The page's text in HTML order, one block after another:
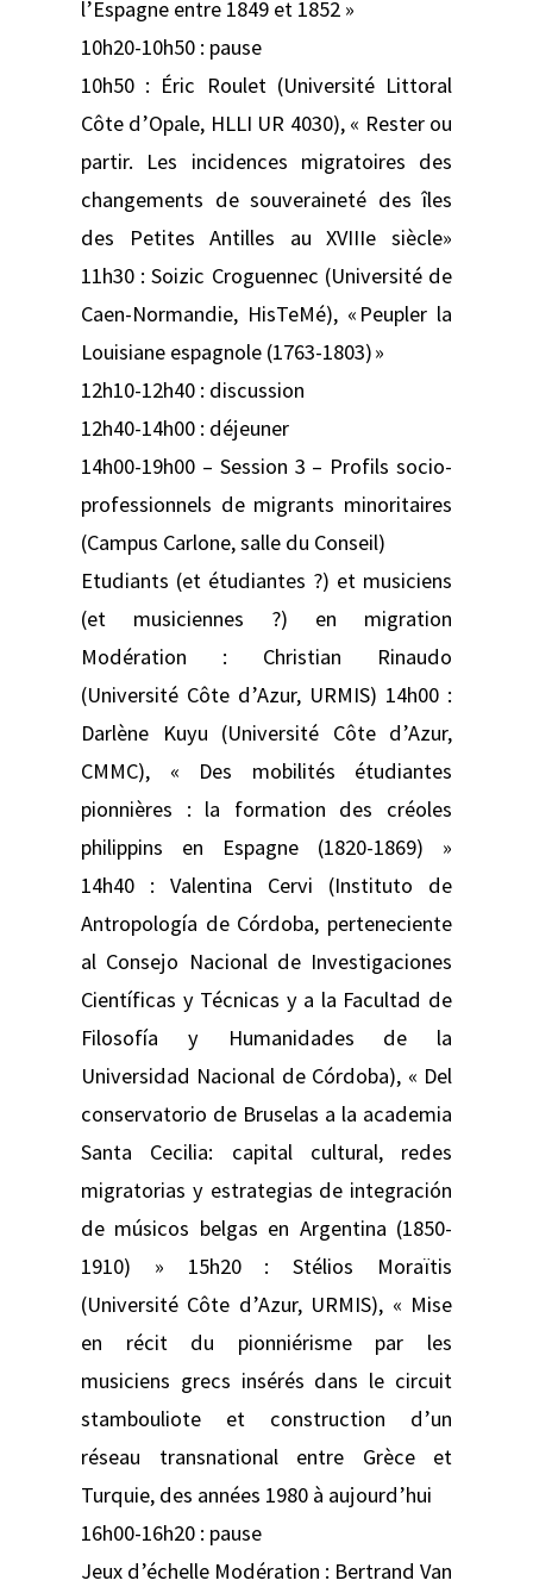
l’Espagne entre 1849 et 1852 »
10h20-10h50 : pause
10h50 : Éric Roulet (Université Littoral
Côte d’Opale, HLLI UR 4030), « Rester ou
partir. Les incidences migratoires des
changements de souveraineté des îles
des Petites Antilles au XVIIIe siècle»
11h30 : Soizic Croguennec (Université de
Caen-Normandie, HisTeMé), « Peupler la
Louisiane espagnole (1763-1803) »
12h10-12h40 : discussion
12h40-14h00 : déjeuner
14h00-19h00 – Session 3 – Profils socio-
professionnels de migrants minoritaires
(Campus Carlone, salle du Conseil)
Etudiants (et étudiantes ?) et musiciens
(et musiciennes ?) en migration
Modération : Christian Rinaudo
(Université Côte d’Azur, URMIS) 14h00 :
Darlène Kuyu (Université Côte d’Azur,
CMMC), « Des mobilités étudiantes
pionnières : la formation des créoles
philippins en Espagne (1820-1869) »
14h40 : Valentina Cervi (Instituto de
Antropología de Córdoba, perteneciente
al Consejo Nacional de Investigaciones
Científicas y Técnicas y a la Facultad de
Filosofía y Humanidades de la
Universidad Nacional de Córdoba), « Del
conservatorio de Bruselas a la academia
Santa Cecilia: capital cultural, redes
migratorias y estrategias de integración
de músicos belgas en Argentina (1850-
1910) » 15h20 : Stélios Moraïtis
(Université Côte d’Azur, URMIS), « Mise
en récit du pionniérisme par les
musiciens grecs insérés dans le circuit
stambouliote et construction d’un
réseau transnational entre Grèce et
Turquie, des années 1980 à aujourd’hui
16h00-16h20 : pause
Jeux d’échelle Modération : Bertrand Van